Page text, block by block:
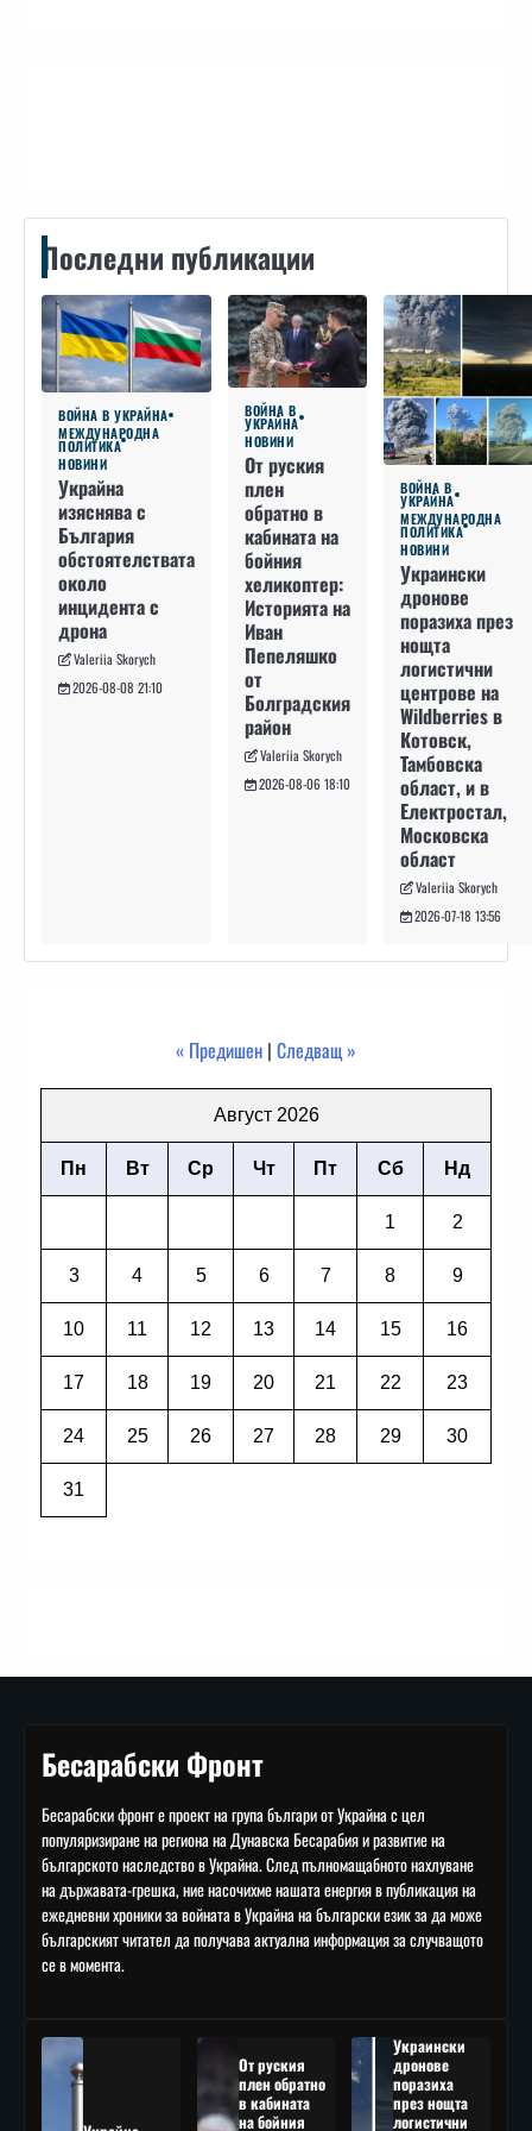
Последни публикации
ВОЙНА В УКРАЙНА
МЕЖДУНАРОДНА
ПОЛИТИКА
НОВИНИ
Украйна
изяснява с
България
обстоятелствата
около
инцидента с
дрона
Valeriia Skorych
2026-08-08 21:10
ВОЙНА В
УКРАЙНА
НОВИНИ
От руския
плен
обратно в
кабината на
бойния
хеликоптер:
Историята на
Иван
Пепеляшко
от
Болградския
район
Valeriia Skorych
2026-08-06 18:10
ВОЙНА В
УКРАЙНА
МЕЖДУНАРОДНА
ПОЛИТИКА
НОВИНИ
Украински
дронове
поразиха през
нощта
логистични
центрове на
Wildberries в
Котовск,
Тамбовска
област, и в
Електростал,
Московска
област
Valeriia Skorych
2026-07-18 13:56
« Предишен | Следващ »
Август 2026
Пн Вт Ср Чт Пт Сб Нд
1 2
3 4 5 6 7 8 9
10 11 12 13 14 15 16
17 18 19 20 21 22 23
24 25 26 27 28 29 30
31
Бесарабски Фронт
Бесарабски фронт е проект на група българи от Украйна с цел
популяризиране на региона на Дунавска Бесарабия и развитие на
българското наследство в Украйна. След пълномащабното нахлуване
на държавата-грешка, ние насочихме нашата енергия в публикация на
ежедневни хроники за войната в Украйна на български език за да може
българският читател да получава актуална информация за случващото
се в момента.
От руския
плен обратно
в кабината
на бойния
Украински
дронове
поразиха
през нощта
логистични